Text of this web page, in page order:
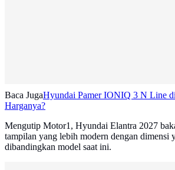
Baca JugaHyundai Pamer IONIQ 3 N Line
Harganya?
Mengutip Motor1, Hyundai Elantra 2027
tampilan yang lebih modern dengan dimensi
dibandingkan model saat ini.